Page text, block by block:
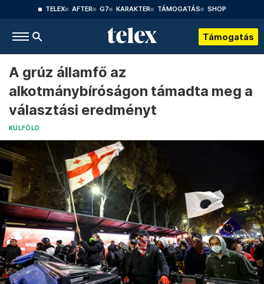
TELEX AFTER G7 KARAKTER TÁMOGATÁS SHOP
Támogatás
A grúz államfő az
alkotmánybíróságon támadta meg a
választási eredményt
KÜLFÖLD